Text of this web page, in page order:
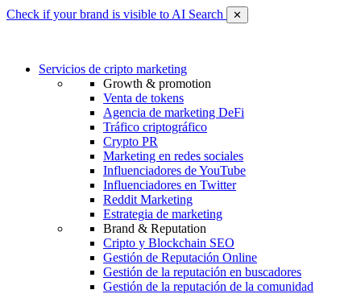
Check if your brand is visible to AI Search ✕
Servicios de cripto marketing
Growth & promotion
Venta de tokens
Agencia de marketing DeFi
Tráfico criptográfico
Crypto PR
Marketing en redes sociales
Influenciadores de YouTube
Influenciadores en Twitter
Reddit Marketing
Estrategia de marketing
Brand & Reputation
Cripto y Blockchain SEO
Gestión de Reputación Online
Gestión de la reputación en buscadores
Gestión de la reputación de la comunidad